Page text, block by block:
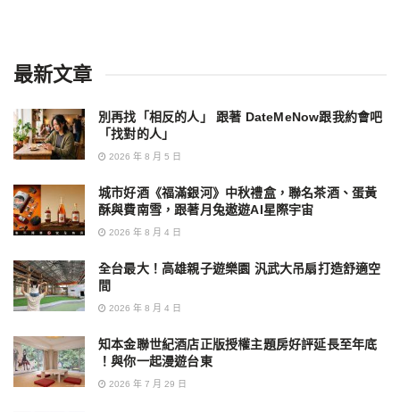
最新文章
別再找「相反的人」 跟著 DateMeNow跟我約會吧
「找對的人」
2026 年 8 月 5 日
城市好酒《福滿銀河》中秋禮盒，聯名茶酒、蛋黃
酥與費南雪，跟著月兔遨遊AI星際宇宙
2026 年 8 月 4 日
全台最大！高雄親子遊樂園 汎武大吊扇打造舒適空
間
2026 年 8 月 4 日
知本金聯世紀酒店正版授權主題房好評延長至年底
！與你一起漫遊台東
2026 年 7 月 29 日